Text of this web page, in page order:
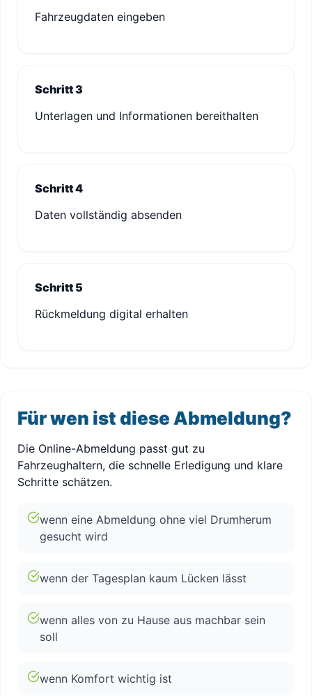
Fahrzeugdaten eingeben
Schritt 3
Unterlagen und Informationen bereithalten
Schritt 4
Daten vollständig absenden
Schritt 5
Rückmeldung digital erhalten
Für wen ist diese Abmeldung?
Die Online-Abmeldung passt gut zu
Fahrzeughaltern, die schnelle Erledigung und klare
Schritte schätzen.
wenn eine Abmeldung ohne viel Drumherum
gesucht wird
wenn der Tagesplan kaum Lücken lässt
wenn alles von zu Hause aus machbar sein
soll
wenn Komfort wichtig ist